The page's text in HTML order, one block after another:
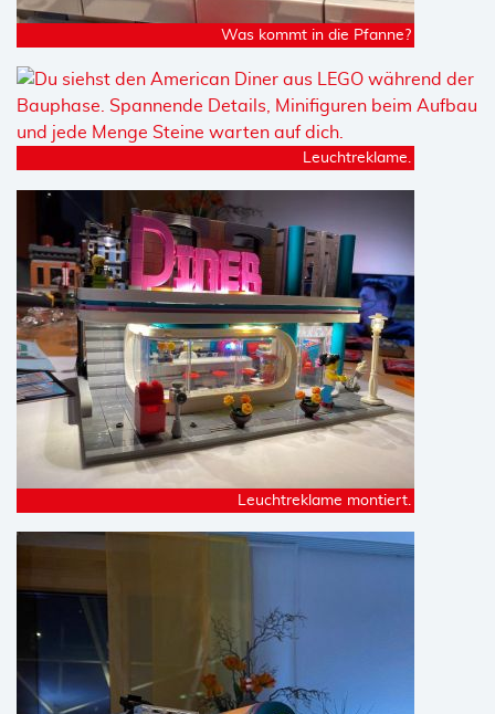
Was kommt in die Pfanne?
Leuchtreklame.
Leuchtreklame montiert.